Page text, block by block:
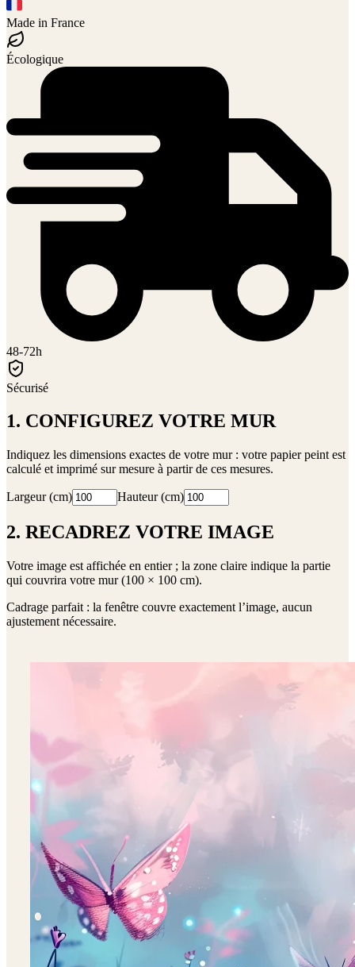
Made in France
Écologique
48-72h
Sécurisé
1. CONFIGUREZ VOTRE MUR
Indiquez les dimensions exactes de votre mur : votre papier peint est
calculé et imprimé sur mesure à partir de ces mesures.
Largeur (cm) Hauteur (cm)
2. RECADREZ VOTRE IMAGE
Votre image est affichée en entier ; la zone claire indique la partie
qui couvrira votre mur (100 × 100 cm).
Cadrage parfait : la fenêtre couvre exactement l’image, aucun
ajustement nécessaire.